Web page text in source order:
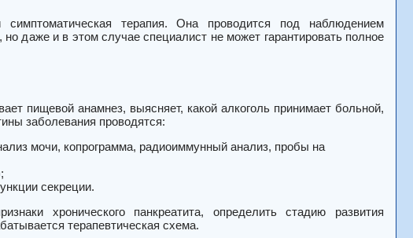
терапия. Она проводится под наблюдением
даже и в этом случае специалист не может гарантировать полное
пищевой анамнез, выясняет, какой алкоголь принимает больной,
заболевания проводятся:
мочи, копрограмма, радиоиммунный анализ, пробы на
секреции.
хронического панкреатита, определить стадию развития
терапевтическая схема.